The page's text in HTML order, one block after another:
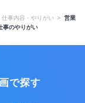
仕事内容・やりがい
営業
事のやりがい
で探す